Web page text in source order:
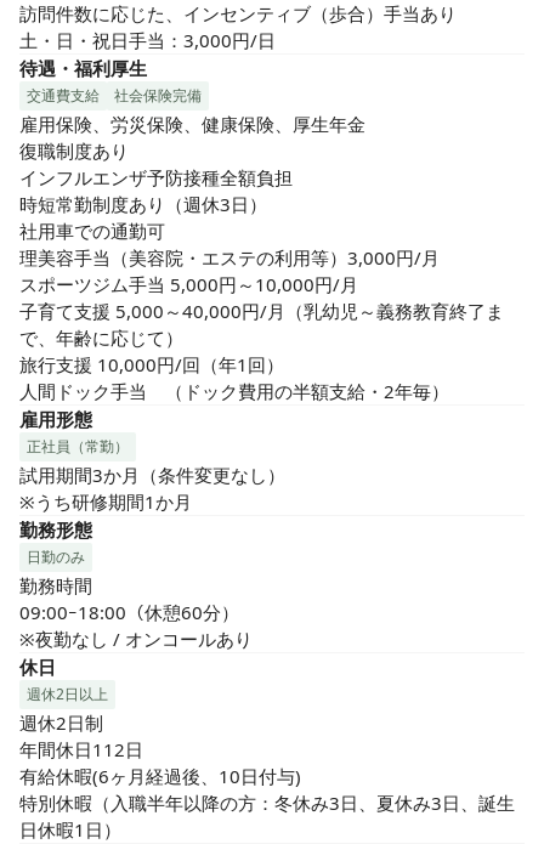
◎訪問看護の経験が無い方、ブランクのある方も歓迎
同行訪問などを通して丁寧に指導いたしますのでご安心くだ
さい◎
訪問件数に応じた、インセンティブ（歩合）手当あり
土・日・祝日手当：3,000円/日
待遇・福利厚生
交通費支給 社会保険完備
雇用保険、労災保険、健康保険、厚生年金
復職制度あり
インフルエンザ予防接種全額負担
時短常勤制度あり（週休3日）
社用車での通勤可
理美容手当（美容院・エステの利用等）3,000円/月
スポーツジム手当 5,000円～10,000円/月
子育て支援 5,000～40,000円/月（乳幼児～義務教育終了ま
で、年齢に応じて）
旅行支援 10,000円/回（年1回）
人間ドック手当　（ドック費用の半額支給・2年毎）
雇用形態
正社員（常勤）
試用期間3か月（条件変更なし）
※うち研修期間1か月
勤務形態
日勤のみ
勤務時間
09:00ｰ18:00（休憩60分）
※夜勤なし / オンコールあり
休日
週休2日以上
週休2日制
年間休日112日
有給休暇(6ヶ月経過後、10日付与)
特別休暇（入職半年以降の方：冬休み3日、夏休み3日、誕生
日休暇1日）